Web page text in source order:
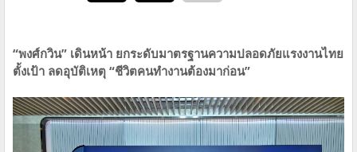
“พงศ์กวิน” เดินหน้า ยกระดับมาตรฐานความปลอดภัยแรงงานไทย
ตั้งเป้า ลดอุบัติเหตุ “ชีวิตคนทำงานต้องมาก่อน”